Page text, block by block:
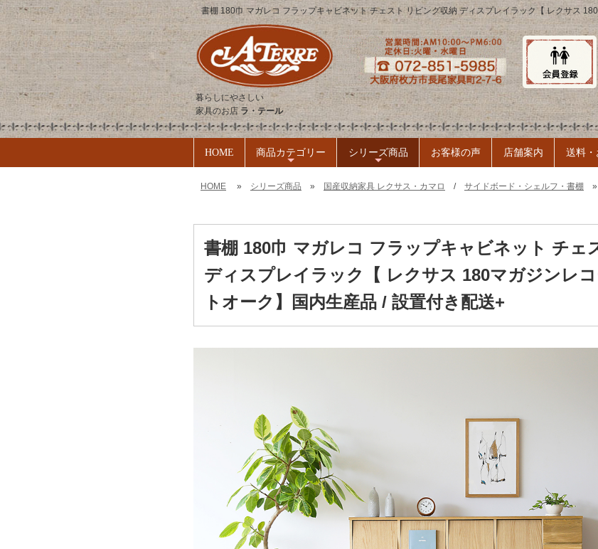
書棚 180巾 マガレコ フラップキャビネット チェスト リビング収納 ディスプレイラック【 レクサス
暮らしにやさしい
家具のお店 ラ・テール
HOME 商品カテゴリー シリーズ商品 お客様の声 店舗案内 送料・
HOME » シリーズ商品 » 国産収納家具 レクサス・カマロ / サイドボード・シェルフ・書棚 »
書棚 180巾 マガレコ フラップキャビネット チェ
ディスプレイラック【 レクサス 180マガジンレ
トオーク】国内生産品 / 設置付き配送+